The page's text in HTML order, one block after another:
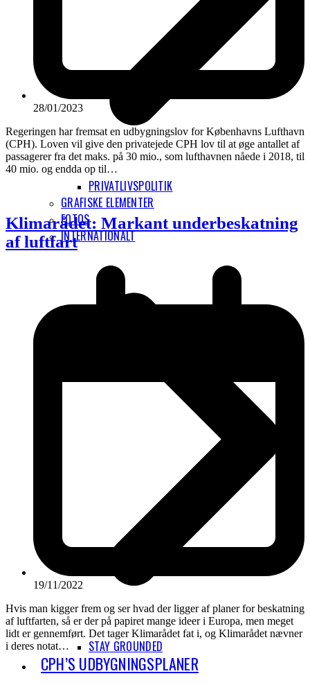
PRIVATLIVSPOLITIK
GRAFISKE ELEMENTER
FOTOS
INTERNATIONALT
STAY GROUNDED
CPH’S UDBYGNINGSPLANER
28/01/2023
Regeringen har fremsat en udbygningslov for Københavns Lufthavn
(CPH). Loven vil give den privatejede CPH lov til at øge antallet af
passagerer fra det maks. på 30 mio., som lufthavnen nåede i 2018, til
40 mio. og endda op til…
Klimarådet: Markant underbeskatning
af luftfart
19/11/2022
Hvis man kigger frem og ser hvad der ligger af planer for beskatning
af luftfarten, så er der på papiret mange ideer i Europa, men meget
lidt er gennemført. Det tager Klimarådet fat i, og Klimarådet nævner
i deres notat…